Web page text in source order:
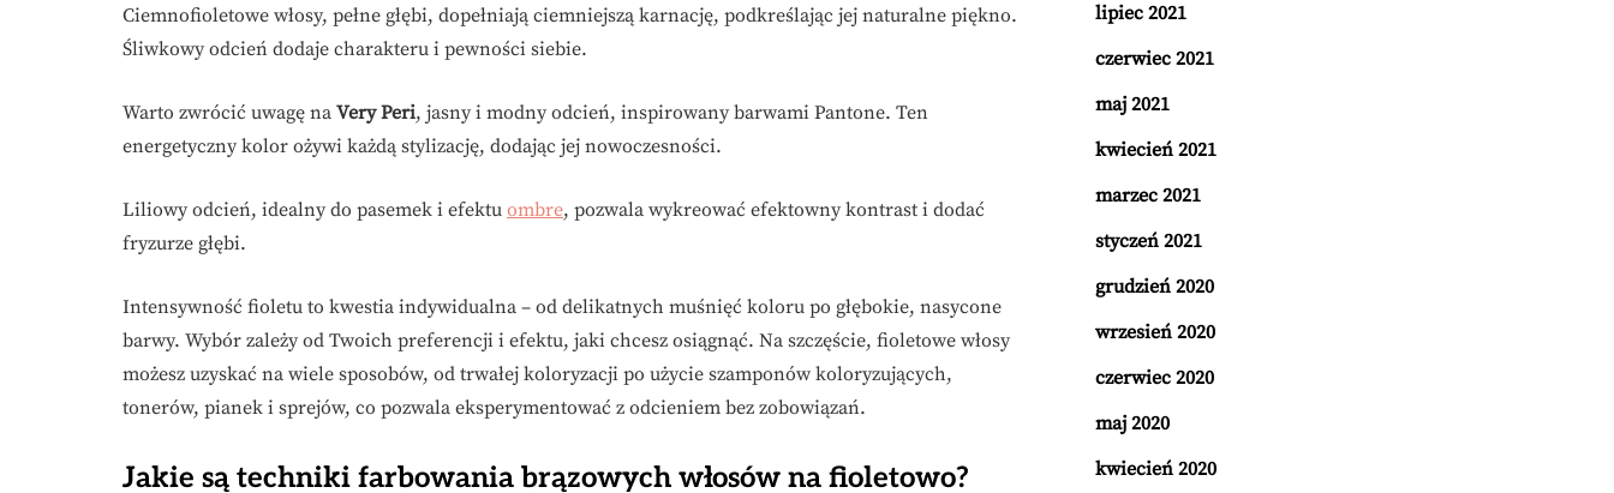
Ciemnofioletowe włosy, pełne głębi, dopełniają ciemniejszą karnację, podkreślając jej naturalne piękno.
Śliwkowy odcień dodaje charakteru i pewności siebie.
Warto zwrócić uwagę na Very Peri, jasny i modny odcień, inspirowany barwami Pantone. Ten
energetyczny kolor ożywi każdą stylizację, dodając jej nowoczesności.
Liliowy odcień, idealny do pasemek i efektu ombre, pozwala wykreować efektowny kontrast i dodać
fryzurze głębi.
Intensywność fioletu to kwestia indywidualna – od delikatnych muśnięć koloru po głębokie, nasycone
barwy. Wybór zależy od Twoich preferencji i efektu, jaki chcesz osiągnąć. Na szczęście, fioletowe włosy
możesz uzyskać na wiele sposobów, od trwałej koloryzacji po użycie szamponów koloryzujących,
tonerów, pianek i sprejów, co pozwala eksperymentować z odcieniem bez zobowiązań.
Jakie są techniki farbowania brązowych włosów na fioletowo?
lipiec 2021
czerwiec 2021
maj 2021
kwiecień 2021
marzec 2021
styczeń 2021
grudzień 2020
wrzesień 2020
czerwiec 2020
maj 2020
kwiecień 2020